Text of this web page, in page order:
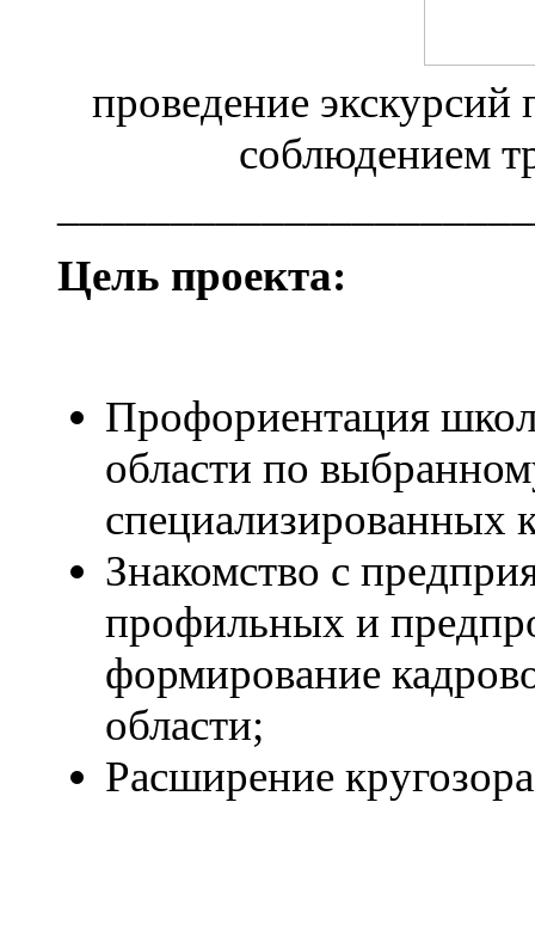
проведение
соблюдением
Цель проекта:
Профориентация
области по
специализированных
Знакомство с
профильных и
формирование
области;
Расширение